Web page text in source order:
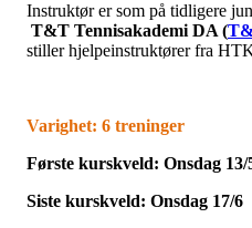
Instruktør er som på tidligere
T&T Tennisakademi DA (
stiller hjelpeinstruktører fra
Varighet: 6 treninger
Første kurskveld: Onsdag 13/
Siste kurskveld: Onsdag 17/6